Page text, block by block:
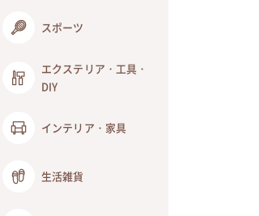
スポーツ
エクステリア・工具・
DIY
インテリア・家具
生活雑貨